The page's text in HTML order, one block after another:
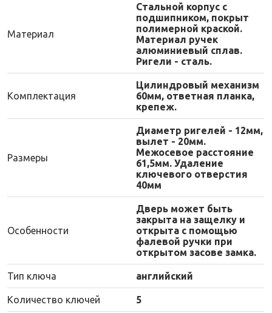
Материал
Стальной корпус с
подшипником, покрыт
полимерной краской.
Материал ручек
алюминиевый сплав.
Ригели - сталь.
Комплектация
Цилиндровый механизм
60мм, ответная планка,
крепеж.
Размеры
Диаметр ригелей - 12мм,
вылет - 20мм.
Межосевое расстояние
61,5мм. Удаление
ключевого отверстия
40мм
Особенности
Дверь может быть
закрыта на защелку и
открыта с помощью
фалевой ручки при
открытом засове замка.
Тип ключа английский
Количество ключей 5